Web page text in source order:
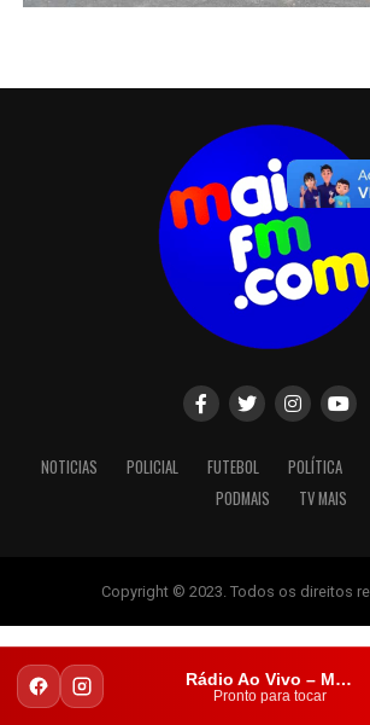
NOTICIAS POLICIAL FUTEBOL POLÍTICA
PODMAIS
TV MAIS
Copyright © 2023. Todos os direitos
Rádio Ao Vivo – Mais FM Iguatu
Pronto para tocar